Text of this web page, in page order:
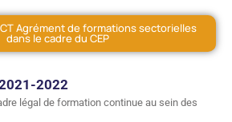
Agrément de formations sectorielles
dans le cadre du CEP
2022
légal de formation continue au sein des